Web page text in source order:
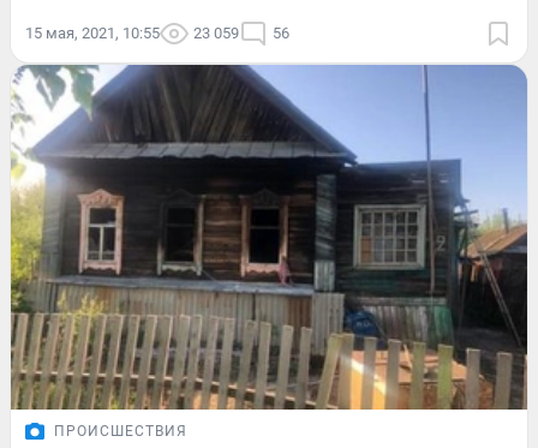
15 мая, 2021, 10:55 23 059 56
ПРОИСШЕСТВИЯ